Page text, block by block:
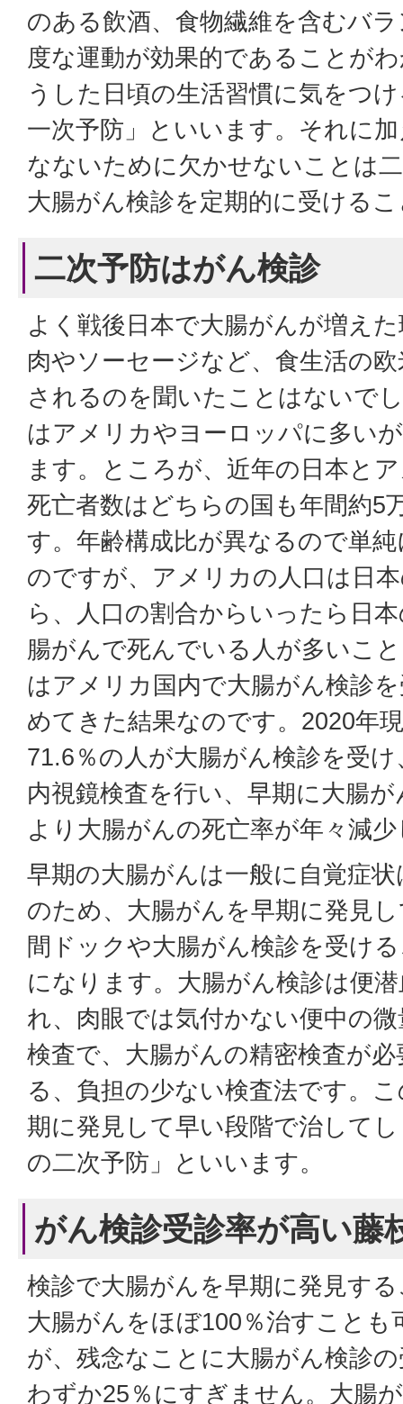
のある飲酒、食物繊維を含むバ
度な運動が効果的であることが
うした日頃の生活習慣に気をつ
一次予防」といいます。それに
なないために欠かせないことは
大腸がん検診を定期的に受ける
二次予防はがん検診
よく戦後日本で大腸がんが増え
肉やソーセージなど、食生活の
されるのを聞いたことはないで
はアメリカやヨーロッパに多い
ます。ところが、近年の日本と
死亡者数はどちらの国も年間約5
す。年齢構成比が異なるので単
のですが、アメリカの人口は日
ら、人口の割合からいったら日
腸がんで死んでいる人が多いこ
はアメリカ国内で大腸がん検診
めてきた結果なのです。2020年
71.6％の人が大腸がん検診を受
内視鏡検査を行い、早期に大腸
より大腸がんの死亡率が年々減
早期の大腸がんは一般に自覚症
のため、大腸がんを早期に発見
間ドックや大腸がん検診を受け
になります。大腸がん検診は便
れ、肉眼では気付かない便中の
検査で、大腸がんの精密検査が
る、負担の少ない検査法です。
期に発見して早い段階で治して
の二次予防」といいます。
がん検診受診率が高い藤
検診で大腸がんを早期に発見す
大腸がんをほぼ100％治すことも
が、残念なことに大腸がん検診
わずか25％にすぎません。大腸